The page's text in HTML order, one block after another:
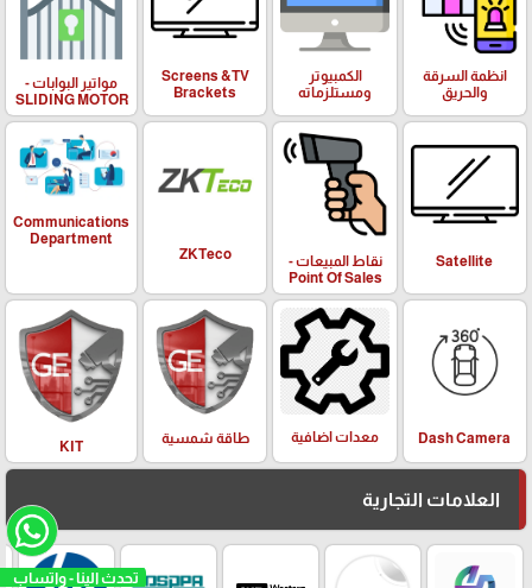
تحدث الينا - واتساب
انظمة السرقة
والحريق
الكمبيوتر
ومستلزماته
Screens &TV
Brackets
مواتير البوابات -
SLIDING MOTOR
Satellite
نقاط المبيعات -
Point Of Sales
ZKTeco
Communications
Department
Dash Camera معدات اضافية طاقة شمسية KIT
العلامات التجارية